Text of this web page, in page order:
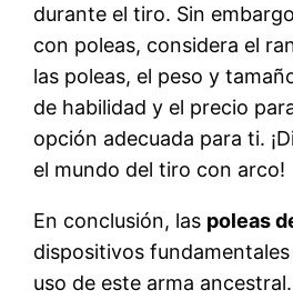
durante el tiro. Sin
con poleas, considera el
las poleas, el peso y
de habilidad y el precio
opción adecuada para ti.
el mundo del tiro con arco!
En conclusión, las poleas
dispositivos
uso de este arma